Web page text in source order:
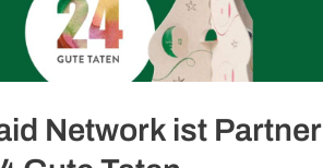
Network ist Partner